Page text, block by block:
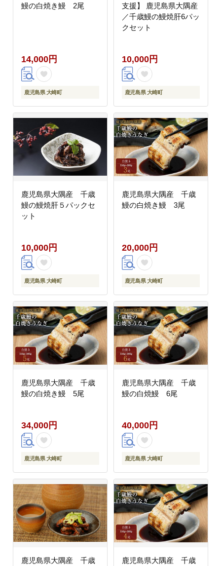
鰻の白焼き鰻 2尾
14,000円
鹿児島県 大崎町
支援】 鹿児島県大隅産
／千歳鰻の鰻焼肝6パッ
クセット
10,000円
鹿児島県 大崎町
鹿児島県大隅産 千歳
鰻の鰻焼肝５パックセ
ット
10,000円
鹿児島県 大崎町
鹿児島県大隅産 千歳
鰻の白焼き鰻 3尾
20,000円
鹿児島県 大崎町
鹿児島県大隅産 千歳
鰻の白焼き鰻 5尾
34,000円
鹿児島県 大崎町
鹿児島県大隅産 千歳
鰻の白焼鰻 6尾
40,000円
鹿児島県 大崎町
鹿児島県大隅産 千歳
鹿児島県大隅産 千歳